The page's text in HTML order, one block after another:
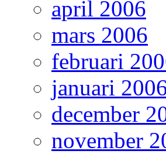
april 2006
mars 2006
februari
januari
december
november